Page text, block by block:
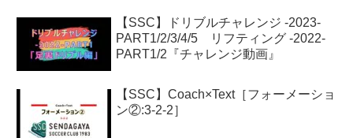
【SSC】ドリブルチャレンジ -2023-
PART1/2/3/4/5 リフティング -2022-
PART1/2『チャレンジ動画』
【SSC】Coach×Text［フォーメーショ
ン②:3-2-2］